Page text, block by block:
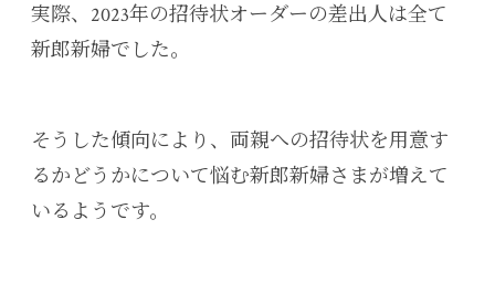
実際、2023年の招待状オーダーの差出人は全て
新郎新婦でした。
そうした傾向により、両親への招待状を用意す
るかどうかについて悩む新郎新婦さまが増えて
いるようです。